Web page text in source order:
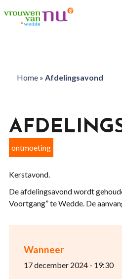
Home» Afdelingsavond
Wanneer
17 december 2024 - 19:30
ontmoeting
Kerstavond.
De afdelingsavond wordt
Voortgang” te Wedde. De